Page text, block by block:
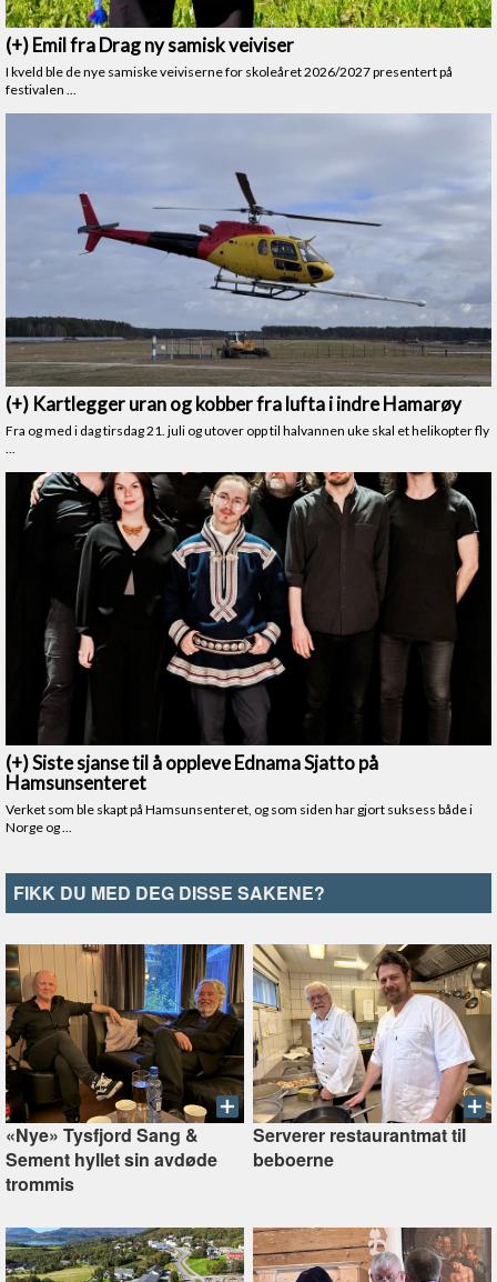
FIKK DU MED DEG DISSE SAKENE?
«Nye» Tysfjord Sang &
Sement hyllet sin avdøde
trommis
Serverer restaurantmat til
beboerne